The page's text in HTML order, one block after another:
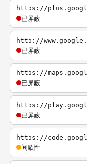
https://
已屏蔽
http://
已屏蔽
https://
已屏蔽
https://
已屏蔽
https://
间歇性